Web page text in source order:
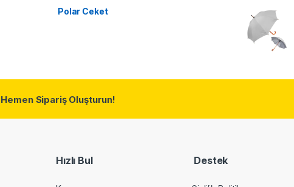
Polar Ceket
Hemen Sipariş Oluşturun!
Hızlı Bul Destek